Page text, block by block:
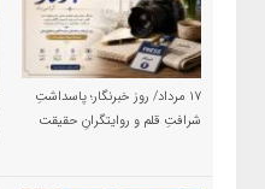
۱۷ مرداد/ روز خبرنگار؛ پاسداشتِ
شرافتِ قلم و روایتگرانِ حقیقت